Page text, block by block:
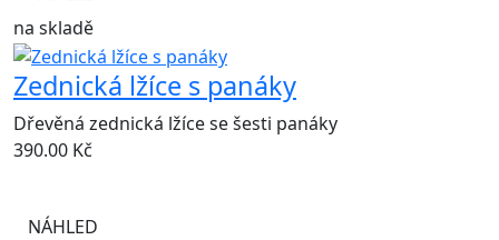
na skladě
Zednická lžíce s panáky
Dřevěná zednická lžíce se šesti panáky
390.00 Kč
NÁHLED